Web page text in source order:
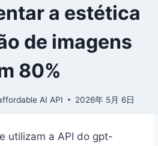
a estética
de imagens
80%
AI API 2026年 5月 6日
utilizam a API do gpt-